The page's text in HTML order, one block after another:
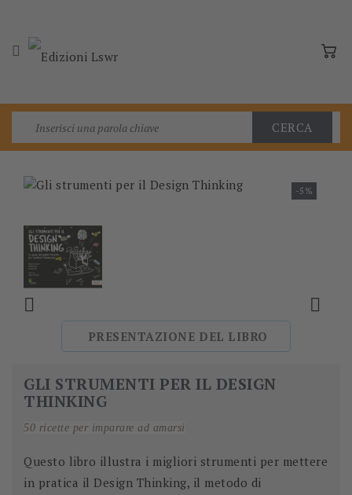

CERCA
-5%
PRESENTAZIONE DEL LIBRO
 
GLI STRUMENTI PER IL DESIGN
THINKING
50 ricette per imparare ad amarsi
Questo libro illustra i migliori strumenti per mettere
in pratica il Design Thinking, il metodo di